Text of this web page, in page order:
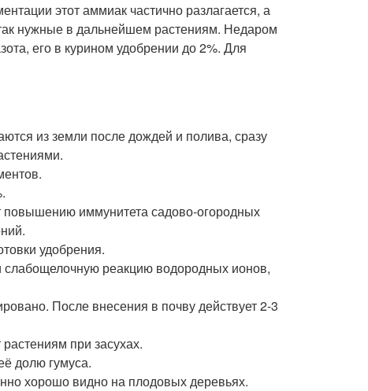
этот аммиак частично разлагается, а
нужные в дальнейшем растениям. Недаром
его в курином удобрении до 2%. Для
из земли после дождей и полива, сразу
иммунитета садово-огородных
удобрения.
реакцию водородных ионов,
После внесения в почву действует 2-3
при засухах.
долю гумуса.
хорошо видно на плодовых деревьях.